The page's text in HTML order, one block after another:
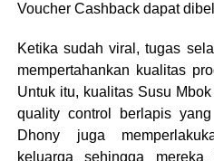
Voucher Cashback dapat
Ketika sudah viral, tugas
mempertahankan kualitas
Untuk itu, kualitas Susu
quality control berlapis
Dhony juga
keluarga sehingga